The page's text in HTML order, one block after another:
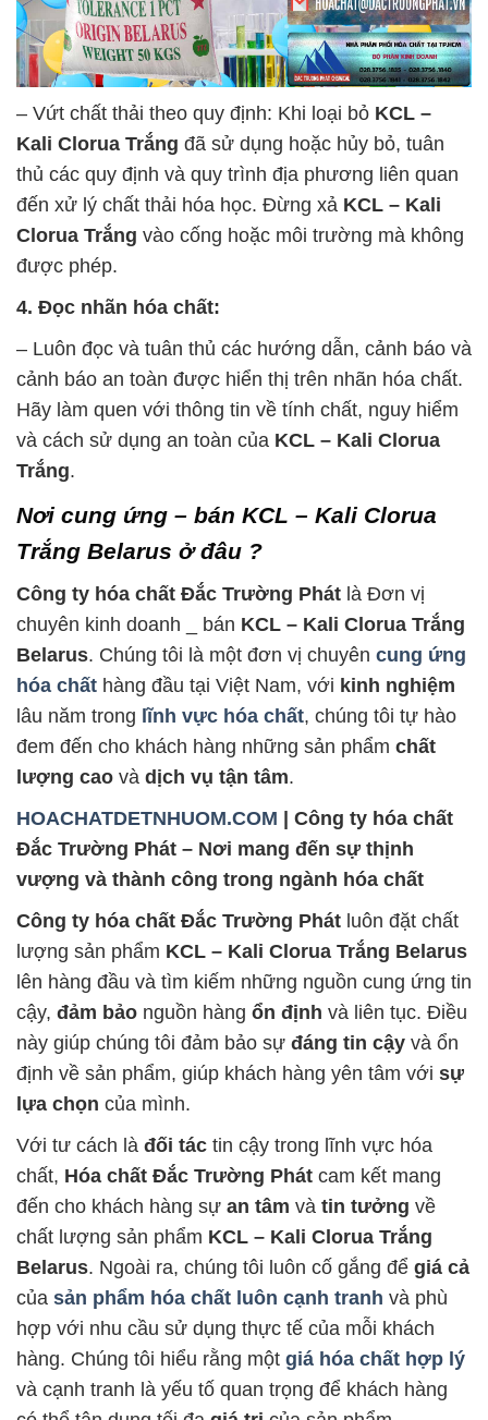
– Vứt chất thải theo quy định: Khi loại bỏ KCL –
Kali Clorua Trắng đã sử dụng hoặc hủy bỏ, tuân
thủ các quy định và quy trình địa phương liên quan
đến xử lý chất thải hóa học. Đừng xả KCL – Kali
Clorua Trắng vào cống hoặc môi trường mà không
được phép.
4. Đọc nhãn hóa chất:
– Luôn đọc và tuân thủ các hướng dẫn, cảnh báo và
cảnh báo an toàn được hiển thị trên nhãn hóa chất.
Hãy làm quen với thông tin về tính chất, nguy hiểm
và cách sử dụng an toàn của KCL – Kali Clorua
Trắng.
Nơi cung ứng – bán KCL – Kali Clorua
Trắng Belarus ở đâu ?
Công ty hóa chất Đắc Trường Phát là Đơn vị
chuyên kinh doanh _ bán KCL – Kali Clorua Trắng
Belarus. Chúng tôi là một đơn vị chuyên cung ứng
hóa chất hàng đầu tại Việt Nam, với kinh nghiệm
lâu năm trong lĩnh vực hóa chất, chúng tôi tự hào
đem đến cho khách hàng những sản phẩm chất
lượng cao và dịch vụ tận tâm.
HOACHATDETNHUOM.COM | Công ty hóa chất
Đắc Trường Phát – Nơi mang đến sự thịnh
vượng và thành công trong ngành hóa chất
Công ty hóa chất Đắc Trường Phát luôn đặt chất
lượng sản phẩm KCL – Kali Clorua Trắng Belarus
lên hàng đầu và tìm kiếm những nguồn cung ứng tin
cậy, đảm bảo nguồn hàng ổn định và liên tục. Điều
này giúp chúng tôi đảm bảo sự đáng tin cậy và ổn
định về sản phẩm, giúp khách hàng yên tâm với sự
lựa chọn của mình.
Với tư cách là đối tác tin cậy trong lĩnh vực hóa
chất, Hóa chất Đắc Trường Phát cam kết mang
đến cho khách hàng sự an tâm và tin tưởng về
chất lượng sản phẩm KCL – Kali Clorua Trắng
Belarus. Ngoài ra, chúng tôi luôn cố gắng để giá cả
của sản phẩm hóa chất luôn cạnh tranh và phù
hợp với nhu cầu sử dụng thực tế của mỗi khách
hàng. Chúng tôi hiểu rằng một giá hóa chất hợp lý
và cạnh tranh là yếu tố quan trọng để khách hàng